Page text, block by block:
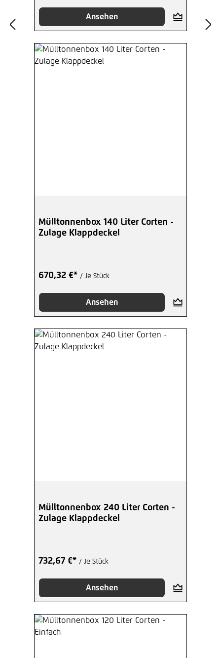
Ansehen
Mülltonnenbox 140 Liter Corten -
Zulage Klappdeckel
670,32 €* / Je Stück
Ansehen
Mülltonnenbox 240 Liter Corten -
Zulage Klappdeckel
732,67 €* / Je Stück
Ansehen